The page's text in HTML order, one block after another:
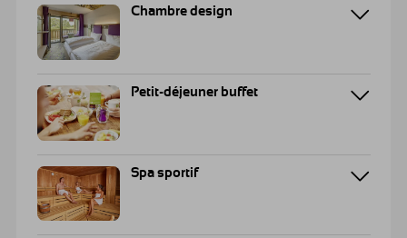
Chambre design
Petit-déjeuner buffet
Spa sportif